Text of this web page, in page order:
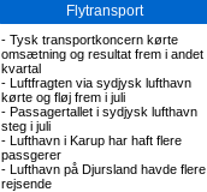
Flytransport
- Tysk transportkoncern kørte
omsætning og resultat frem i andet
kvartal
- Luftfragten via sydjysk lufthavn
kørte og fløj frem i juli
- Passagertallet i sydjysk lufthavn
steg i juli
- Lufthavn i Karup har haft flere
passgerer
- Lufthavn på Djursland havde flere
rejsende